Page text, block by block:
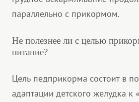
параллельно с прикормом.
Не полезнее ли с целью
питание?
Цель педприкорма состоит в
адаптации детского желудка к